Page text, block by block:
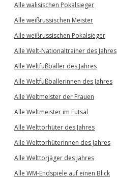
Alle walisischen Pokalsieger
Alle weißrussischen Meister
Alle weißrussischen Pokalsieger
Alle Welt-Nationaltrainer des Jahres
Alle Weltfußballer des Jahres
Alle Weltfußballerinnen des Jahres
Alle Weltmeister der Frauen
Alle Weltmeister im Futsal
Alle Welttorhüter des Jahres
Alle Welttorhüterinnen des Jahres
Alle Welttorjäger des Jahres
Alle WM-Endspiele auf einen Blick